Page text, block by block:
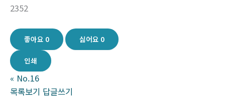
2352
좋아요 0 싫어요 0
인쇄
« No.16
목록보기 답글쓰기